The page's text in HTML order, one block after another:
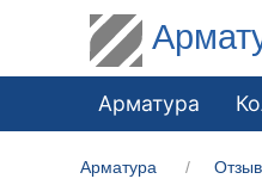
Арматура
Арматура